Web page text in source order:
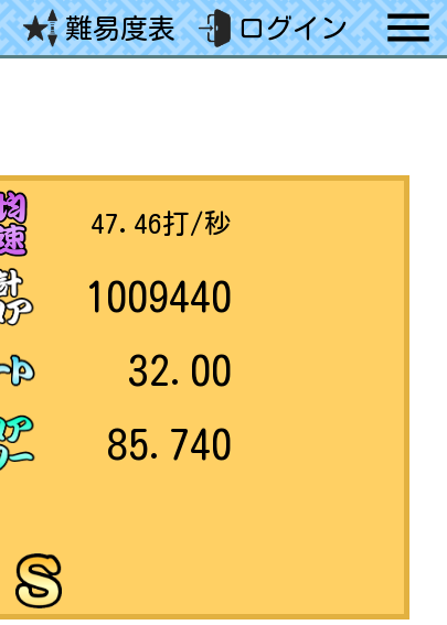
難易度表 ログイン
47.46打/秒
1009440
32.00
85.740